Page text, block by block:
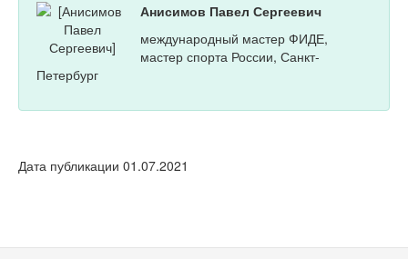
Анисимов Павел Сергеевич
международный мастер ФИДЕ,
мастер спорта России, Санкт-
Петербург
Дата публикации 01.07.2021